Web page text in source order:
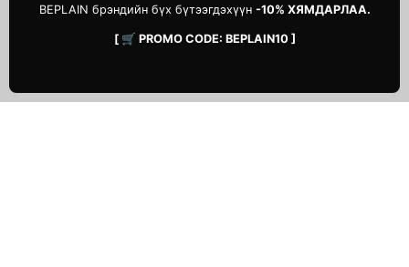
BEPLAIN брэндийн бүх бүтээгдэхүүн -10% ХЯМДАРЛАА.
[ 🛒 PROMO CODE: BEPLAIN10 ]